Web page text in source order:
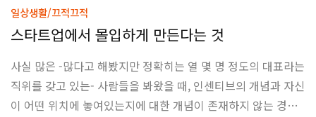
재도 하지 않았으며, 드론이라는 것은 진짜 괴짜들의 취미였다.
쿼드콥터라고 불리우는 것들은 극소수의 기업들이 생산하고 있
생 이후 강의실은 갑자기 조용해졌고, 교수는 빵 터져서 이게 어
떻게 이 세계에 적용이 될 수 있는가? 라는 말을 해버리고 말았
다. "이제..
일상생활/끄적끄적
스타트업에서 몰입하게 만든다는 것
사실 많은 -많다고 해봤지만 정확히는 열 몇 명 정도의 대표라는
직위를 갖고 있는- 사람들을 봐왔을 때, 인센티브의 개념과 자신
이 어떤 위치에 놓여있는지에 대한 개념이 존재하지 않는 경우